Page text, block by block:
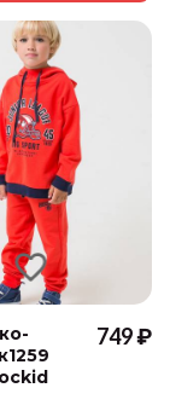
749 ₽